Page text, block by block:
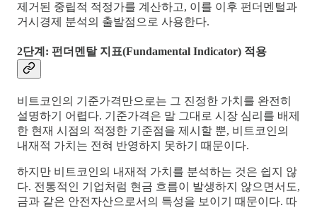
제거된 중립적 적정가를 계산하고, 이를 이후 펀더멘털과
거시경제 분석의 출발점으로 사용한다.
2단계: 펀더멘탈 지표(Fundamental Indicator) 적용
비트코인의 기준가격만으로는 그 진정한 가치를 완전히
설명하기 어렵다. 기준가격은 말 그대로 시장 심리를 배제
한 현재 시점의 적정한 기준점을 제시할 뿐, 비트코인의
내재적 가치는 전혀 반영하지 못하기 때문이다.
하지만 비트코인의 내재적 가치를 분석하는 것은 쉽지 않
다. 전통적인 기업처럼 현금 흐름이 발생하지 않으면서도,
금과 같은 안전자산으로서의 특성을 보이기 때문이다. 따